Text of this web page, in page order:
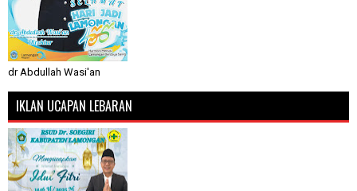
dr Abdullah Wasi'an
IKLAN UCAPAN LEBARAN